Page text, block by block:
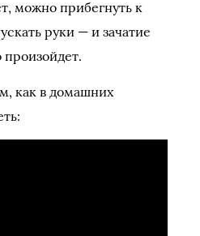
можно прибегнуть к
руки — и зачатие
произойдет.
как в домашних